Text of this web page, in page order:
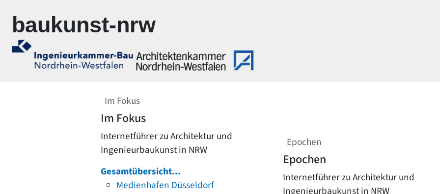
baukunst-nrw
Im Fokus
Im Fokus
Internetführer zu Architektur und
Ingenieurbaukunst in NRW
Gesamtübersicht...
Medienhafen Düsseldorf
Epochen
Epochen
Internetführer zu Architektur und
Ingenieurbaukunst in NRW